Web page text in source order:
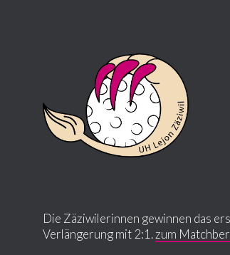
Die Zäziwilerinnen gewinnen das
Verlängerung mit 2:1.zum